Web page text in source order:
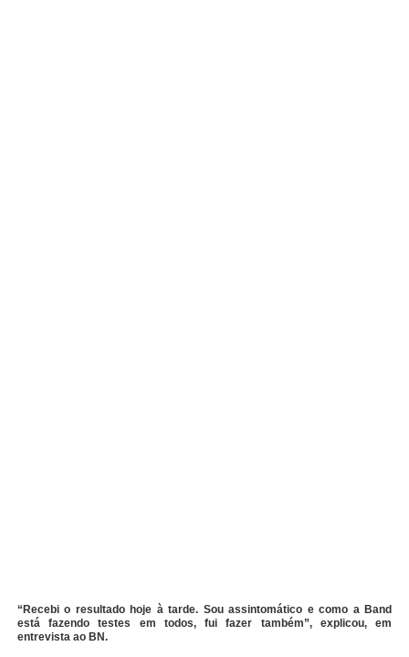
“Recebi o resultado hoje à tarde. Sou assintomático e como a Band
está fazendo testes em todos, fui fazer também”, explicou, em
entrevista ao BN.